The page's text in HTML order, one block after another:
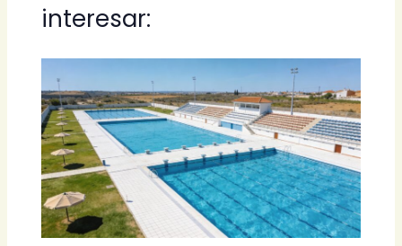
interesar: